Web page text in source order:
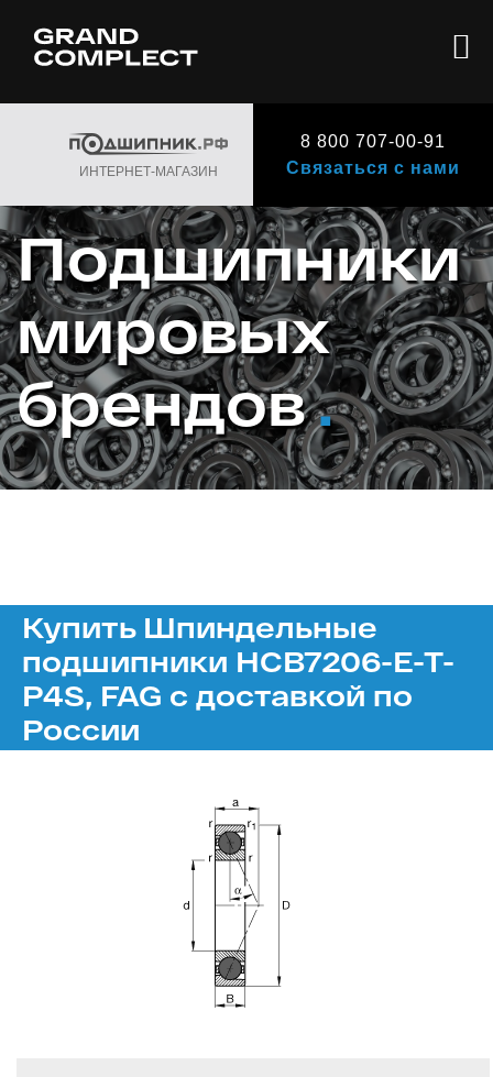
ИНТЕРНЕТ-МАГАЗИН
8 800 707-00-91
Связаться с нами
Подшипники
мировых
брендов.
Купить Шпиндельные
подшипники HCB7206-E-T-
P4S, FAG с доставкой по
России